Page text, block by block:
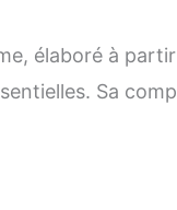
élaboré à
Sa